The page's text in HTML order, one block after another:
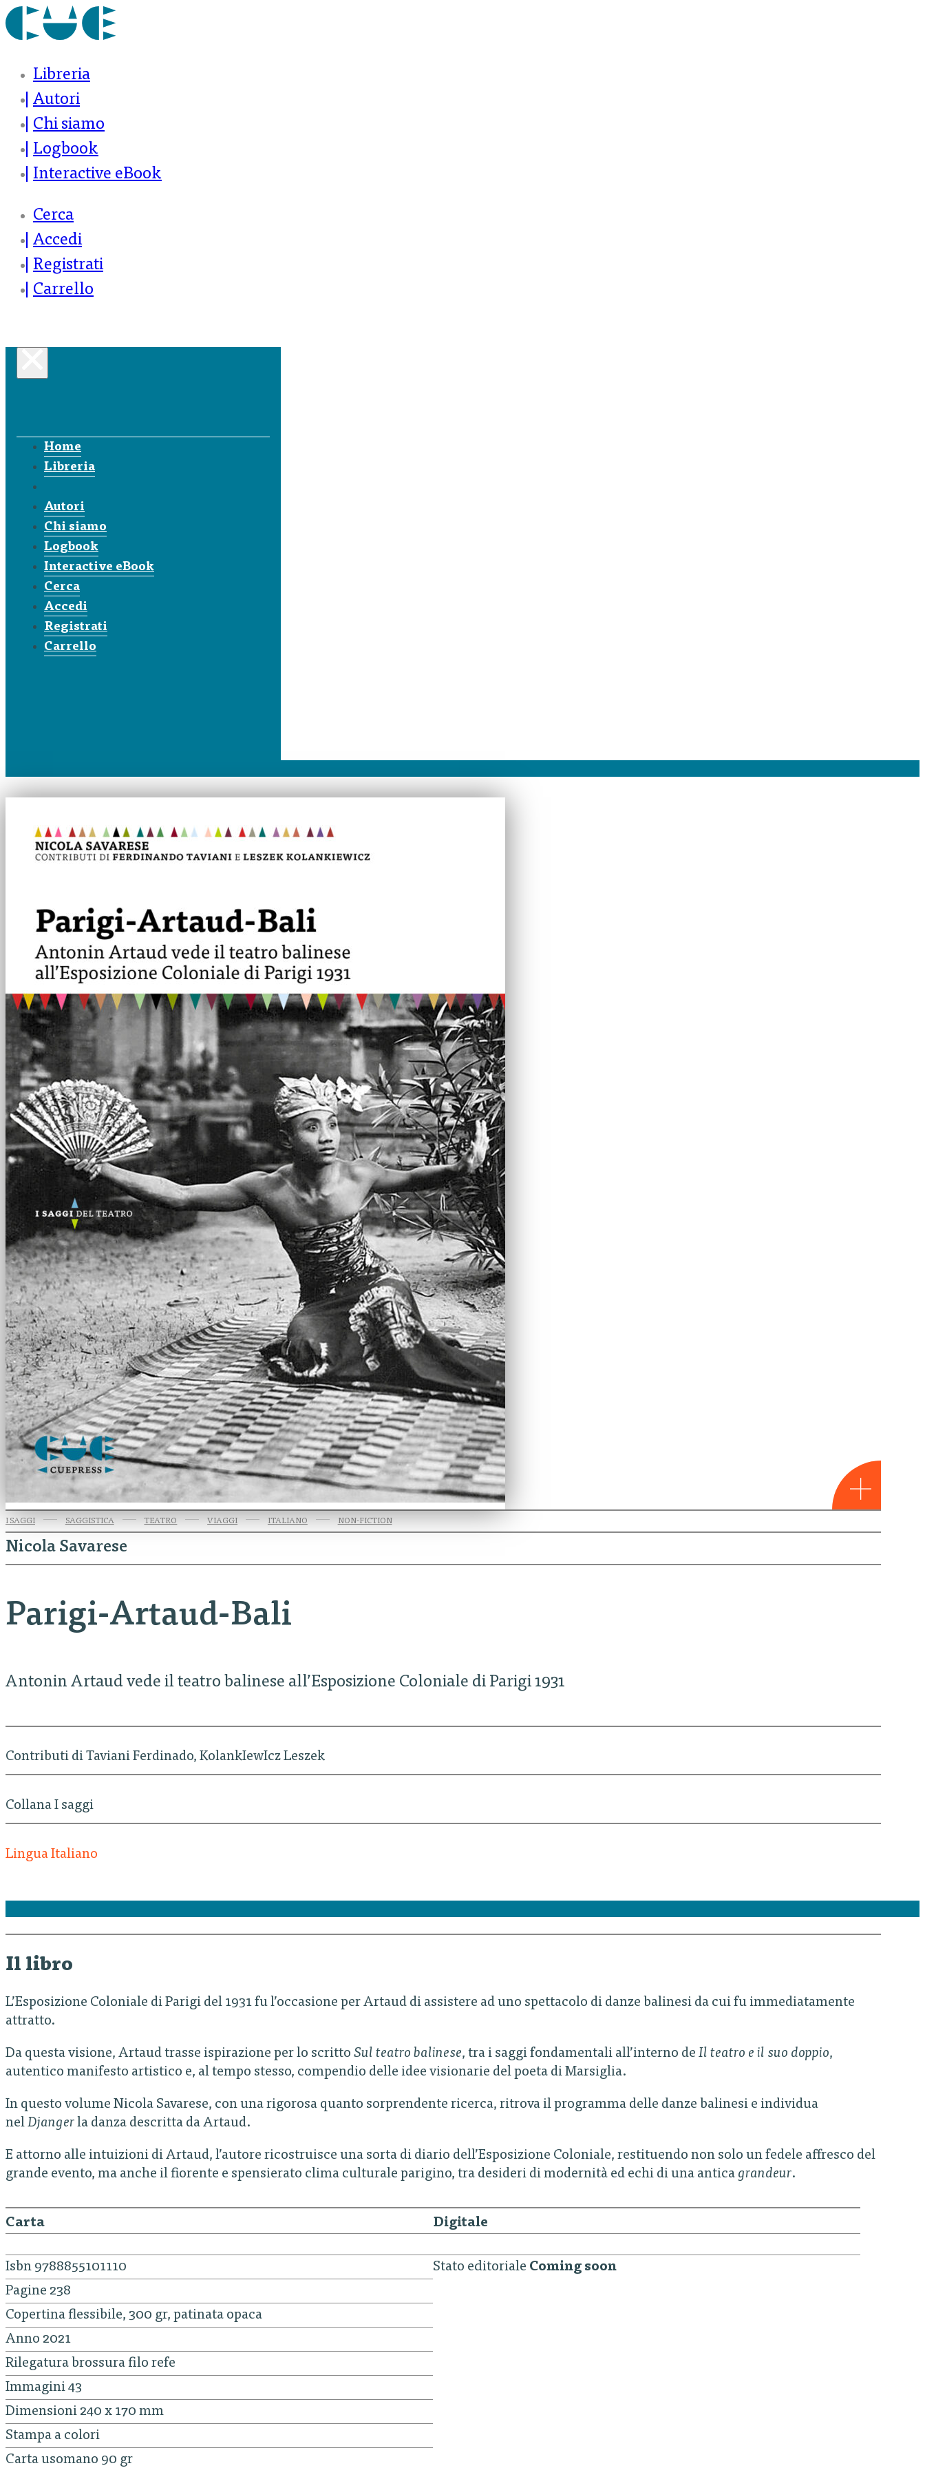
Libreria
Autori
Chi siamo
Logbook
Interactive eBook
Cerca
Accedi
Registrati
Carrello
Home
Libreria
Autori
Chi siamo
Logbook
Interactive eBook
Cerca
Accedi
Registrati
Carrello
I SAGGI SAGGISTICA TEATRO VIAGGI ITALIANO NON-FICTION
Nicola Savarese
Parigi-Artaud-Bali
Antonin Artaud vede il teatro balinese all’Esposizione Coloniale di Parigi 1931
Contributi di Taviani Ferdinado, KolankIewIcz Leszek
Collana I saggi
Lingua Italiano
Il libro
L’Esposizione Coloniale di Parigi del 1931 fu l’occasione per Artaud di assistere ad uno spettacolo di danze balinesi da cui fu immediatamente
attratto.
Da questa visione, Artaud trasse ispirazione per lo scritto Sul teatro balinese, tra i saggi fondamentali all’interno de Il teatro e il suo doppio,
autentico manifesto artistico e, al tempo stesso, compendio delle idee visionarie del poeta di Marsiglia.
In questo volume Nicola Savarese, con una rigorosa quanto sorprendente ricerca, ritrova il programma delle danze balinesi e individua
nel Djanger la danza descritta da Artaud.
E attorno alle intuizioni di Artaud, l’autore ricostruisce una sorta di diario dell’Esposizione Coloniale, restituendo non solo un fedele affresco del
grande evento, ma anche il fiorente e spensierato clima culturale parigino, tra desideri di modernità ed echi di una antica grandeur.
Carta
Isbn 9788855101110
Pagine 238
Copertina flessibile, 300 gr, patinata opaca
Anno 2021
Rilegatura brossura filo refe
Immagini 43
Dimensioni 240 x 170 mm
Stampa a colori
Carta usomano 90 gr
Digitale
Stato editoriale Coming soon